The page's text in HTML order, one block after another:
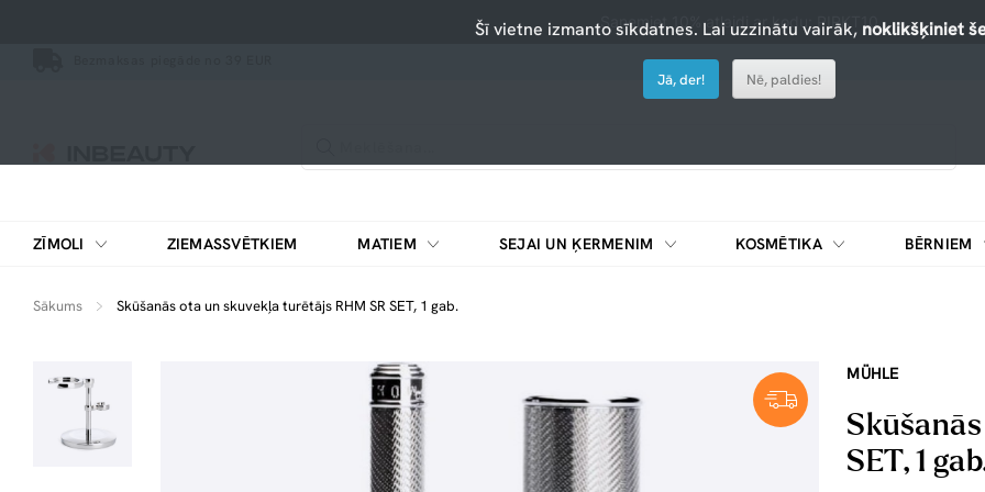
Saņemiet 10% atlaidi ar kodu: PIRKT10
ZĪMOLI ZIEMASSVĒTKIEM MATIEM SEJAI UN ĶERMENIM KOSMĒTIKA BĒRNIEM
Sākums Skūšanās ota un skuvekļa turētājs RHM SR SET, 1 gab.
MÜHLE
SET, 1
Šī vietne izmanto sīkdatnes. Lai uzzinātu vairāk, noklikšķiniet
Jā, der! Nē, paldies!